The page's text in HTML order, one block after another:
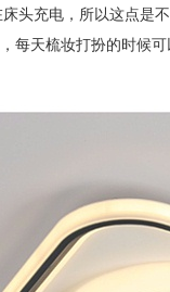
头充电，所以这点是不
天梳妆打扮的时候可